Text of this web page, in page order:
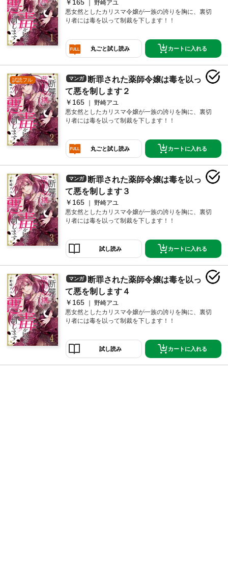
￥165
野崎アユ
悪女然としたカリスマ令嬢が一族の誇りを胸に、裏切
り者には毒を以って制裁を下します！！
丸ごと試し読み カートに入れる
試読フル マンガ
断罪された薬師令嬢は毒を以っ
て悪を制します２
￥165
野崎アユ
悪女然としたカリスマ令嬢が一族の誇りを胸に、裏切
り者には毒を以って制裁を下します！！
丸ごと試し読み カートに入れる
マンガ
断罪された薬師令嬢は毒を以っ
て悪を制します３
￥165
野崎アユ
悪女然としたカリスマ令嬢が一族の誇りを胸に、裏切
り者には毒を以って制裁を下します！！
試し読み カートに入れる
マンガ
断罪された薬師令嬢は毒を以っ
て悪を制します４
￥165
野崎アユ
悪女然としたカリスマ令嬢が一族の誇りを胸に、裏切
り者には毒を以って制裁を下します！！
試し読み カートに入れる